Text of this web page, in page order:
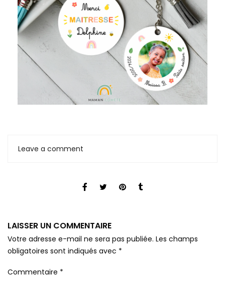
Leave a comment
LAISSER UN COMMENTAIRE
Votre adresse e-mail ne sera pas publiée. Les champs
obligatoires sont indiqués avec *
Commentaire *